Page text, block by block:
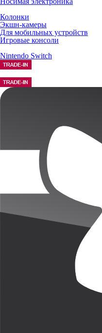
Колонки
Экшн-камеры
Для мобильных устройств
Игровые консоли
Nintendo Switch